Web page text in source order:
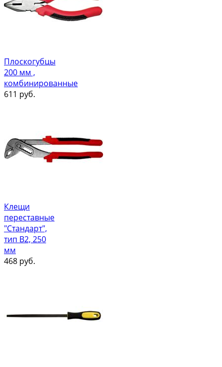
Плоскогубцы
200 мм ,
комбинированные
611 руб.
Клещи
переставные
"Стандарт",
тип В2, 250
мм
468 руб.